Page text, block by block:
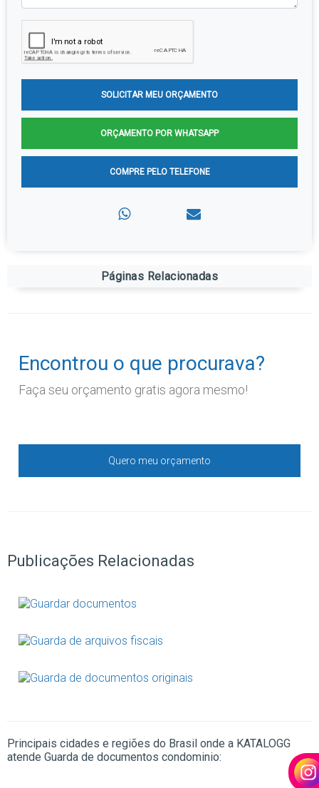
SOLICITAR MEU ORÇAMENTO
ORÇAMENTO POR WHATSAPP
COMPRE PELO TELEFONE
Páginas Relacionadas
Encontrou o que procurava?
Faça seu orçamento gratis agora mesmo!
Quero meu orçamento
Publicações Relacionadas
Principais cidades e regiões do Brasil onde a KATALOGG
atende Guarda de documentos condominio: